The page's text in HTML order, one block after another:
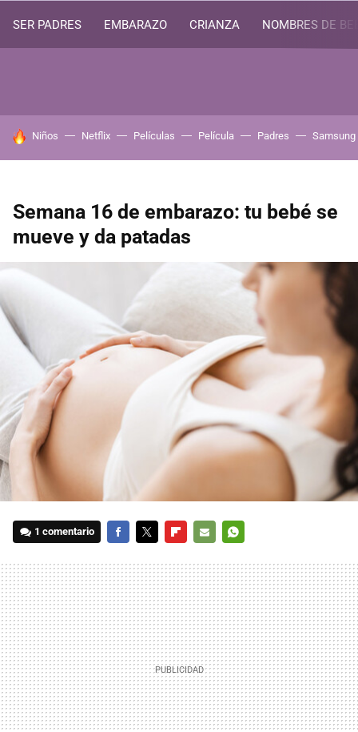
SER PADRES EMBARAZO CRIANZA NOMBRES DE
HOY SE HABLA DE
Niños Netflix Películas Película Padres Samsung
Semana 16 de embarazo: tu bebé se
mueve y da patadas
1 comentario
MAIL